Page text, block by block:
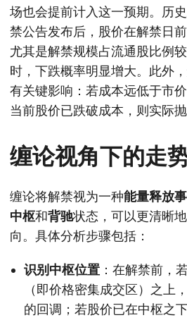
场也会提前计入这一预期。历
禁公告发布后，股价在解禁日
尤其是解禁规模占流通股比例较
时，下跌概率明显增大。此外
有关键影响：若成本远低于市
当前股价已跌破成本，则实际抛
缠论视角下的走
缠论将解禁视为一种能量释放
中枢和背驰状态，可以更清晰
向。具体分析步骤包括：
识别中枢位置 ：在解禁前，
（即价格密集成交区）之上
的回调；若股价已在中枢之